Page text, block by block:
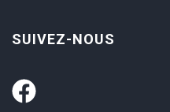
SUIVEZ-NOUS